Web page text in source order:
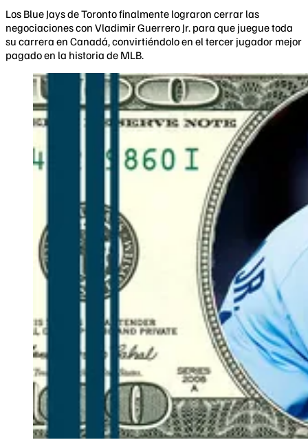
Los Blue Jays de Toronto finalmente lograron cerrar las
negociaciones con Vladimir Guerrero Jr. para que juegue toda
su carrera en Canadá, convirtiéndolo en el tercer jugador mejor
pagado en la historia de MLB.